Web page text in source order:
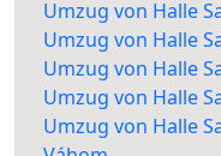
Umzug von Halle
Umzug von Halle
Umzug von Halle
Umzug von Halle
Umzug von Halle